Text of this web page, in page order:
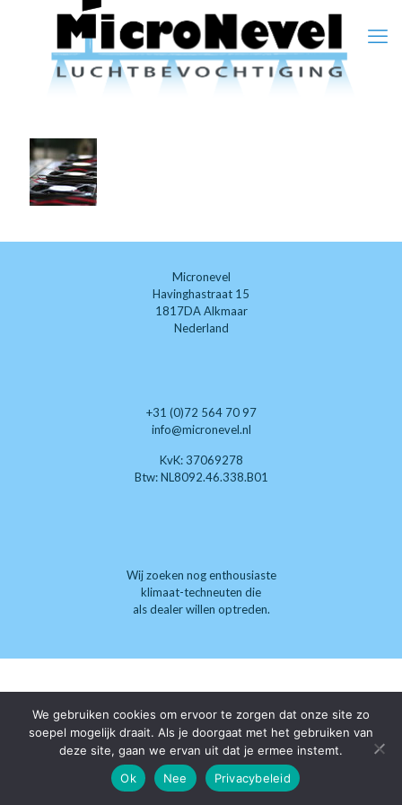
Micronevel
Havinghastraat 15
1817DA Alkmaar
Nederland
+31 (0)72 564 70 97
info@micronevel.nl
KvK: 37069278
Btw: NL8092.46.338.B01
Wij zoeken nog enthousiaste
klimaat-techneuten die
als dealer willen optreden.
We gebruiken cookies om ervoor te zorgen dat onze site zo
soepel mogelijk draait. Als je doorgaat met het gebruiken van
deze site, gaan we ervan uit dat je ermee instemt.
Ok
Nee Privacybeleid